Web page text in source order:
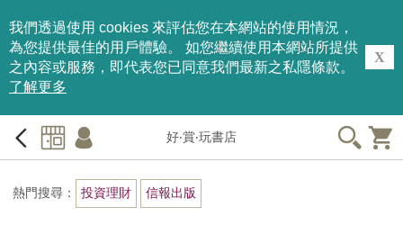
我們透過使用 cookies 來評估您在本網站的使用情況，
為您提供最佳的用戶體驗。 如您繼續使用本網站所提供
之內容或服務，即代表您已同意我們最新之私隱條款。
了解更多
X
好‧賞‧玩書店
熱門搜尋： 投資理財 信報出版